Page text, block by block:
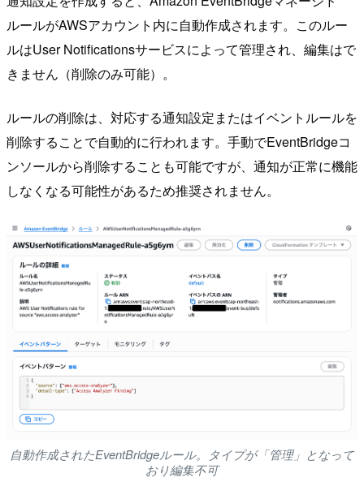
ルールがAWSアカウント内に自動作成されます。このルー
ルはUser Notificationsサービスによって管理され、編集はで
きません（削除のみ可能）。
ルールの削除は、対応する通知設定またはイベントルールを
削除することで自動的に行われます。手動でEventBridgeコ
ンソールから削除することも可能ですが、通知が正常に機能
しなくなる可能性があるため推奨されません。
自動作成されたEventBridgeルール。タイプが「管理」となって
おり編集不可